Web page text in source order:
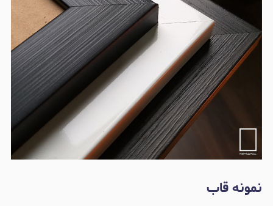
نمونه قاب